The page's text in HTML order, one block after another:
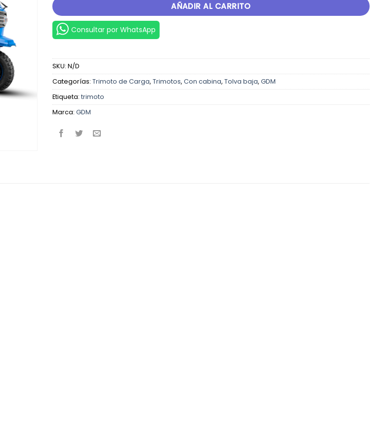
AÑADIR AL CARRITO
Consultar por WhatsApp
SKU: N/D
Categorías: Trimoto de Carga, Trimotos, Con cabina, Tolva baja, GDM
Etiqueta: trimoto
Marca: GDM